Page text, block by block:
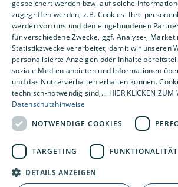
Privatkunden
Gewerbekunden
Karriere
Unternehmen
Kontakt
gespeichert werden bzw. auf solche
zugegriffen werden, z.B. Cookies. Ihre
werden von uns und den eingebundenen
für verschiedene Zwecke, ggf. Analyse-,
Statistikzwecke verarbeitet, damit wir unseren
personalisierte Anzeigen oder Inhalte
soziale Medien anbieten und Informationen
und das Nutzerverhalten erhalten können.
technisch-notwendig sind,... HIER KLICKEN ZUM
Datenschutzhinweise
NOTWENDIGE COOKIES
TARGETING FUNKTIONALITÄT
DETAILS ANZEIGEN